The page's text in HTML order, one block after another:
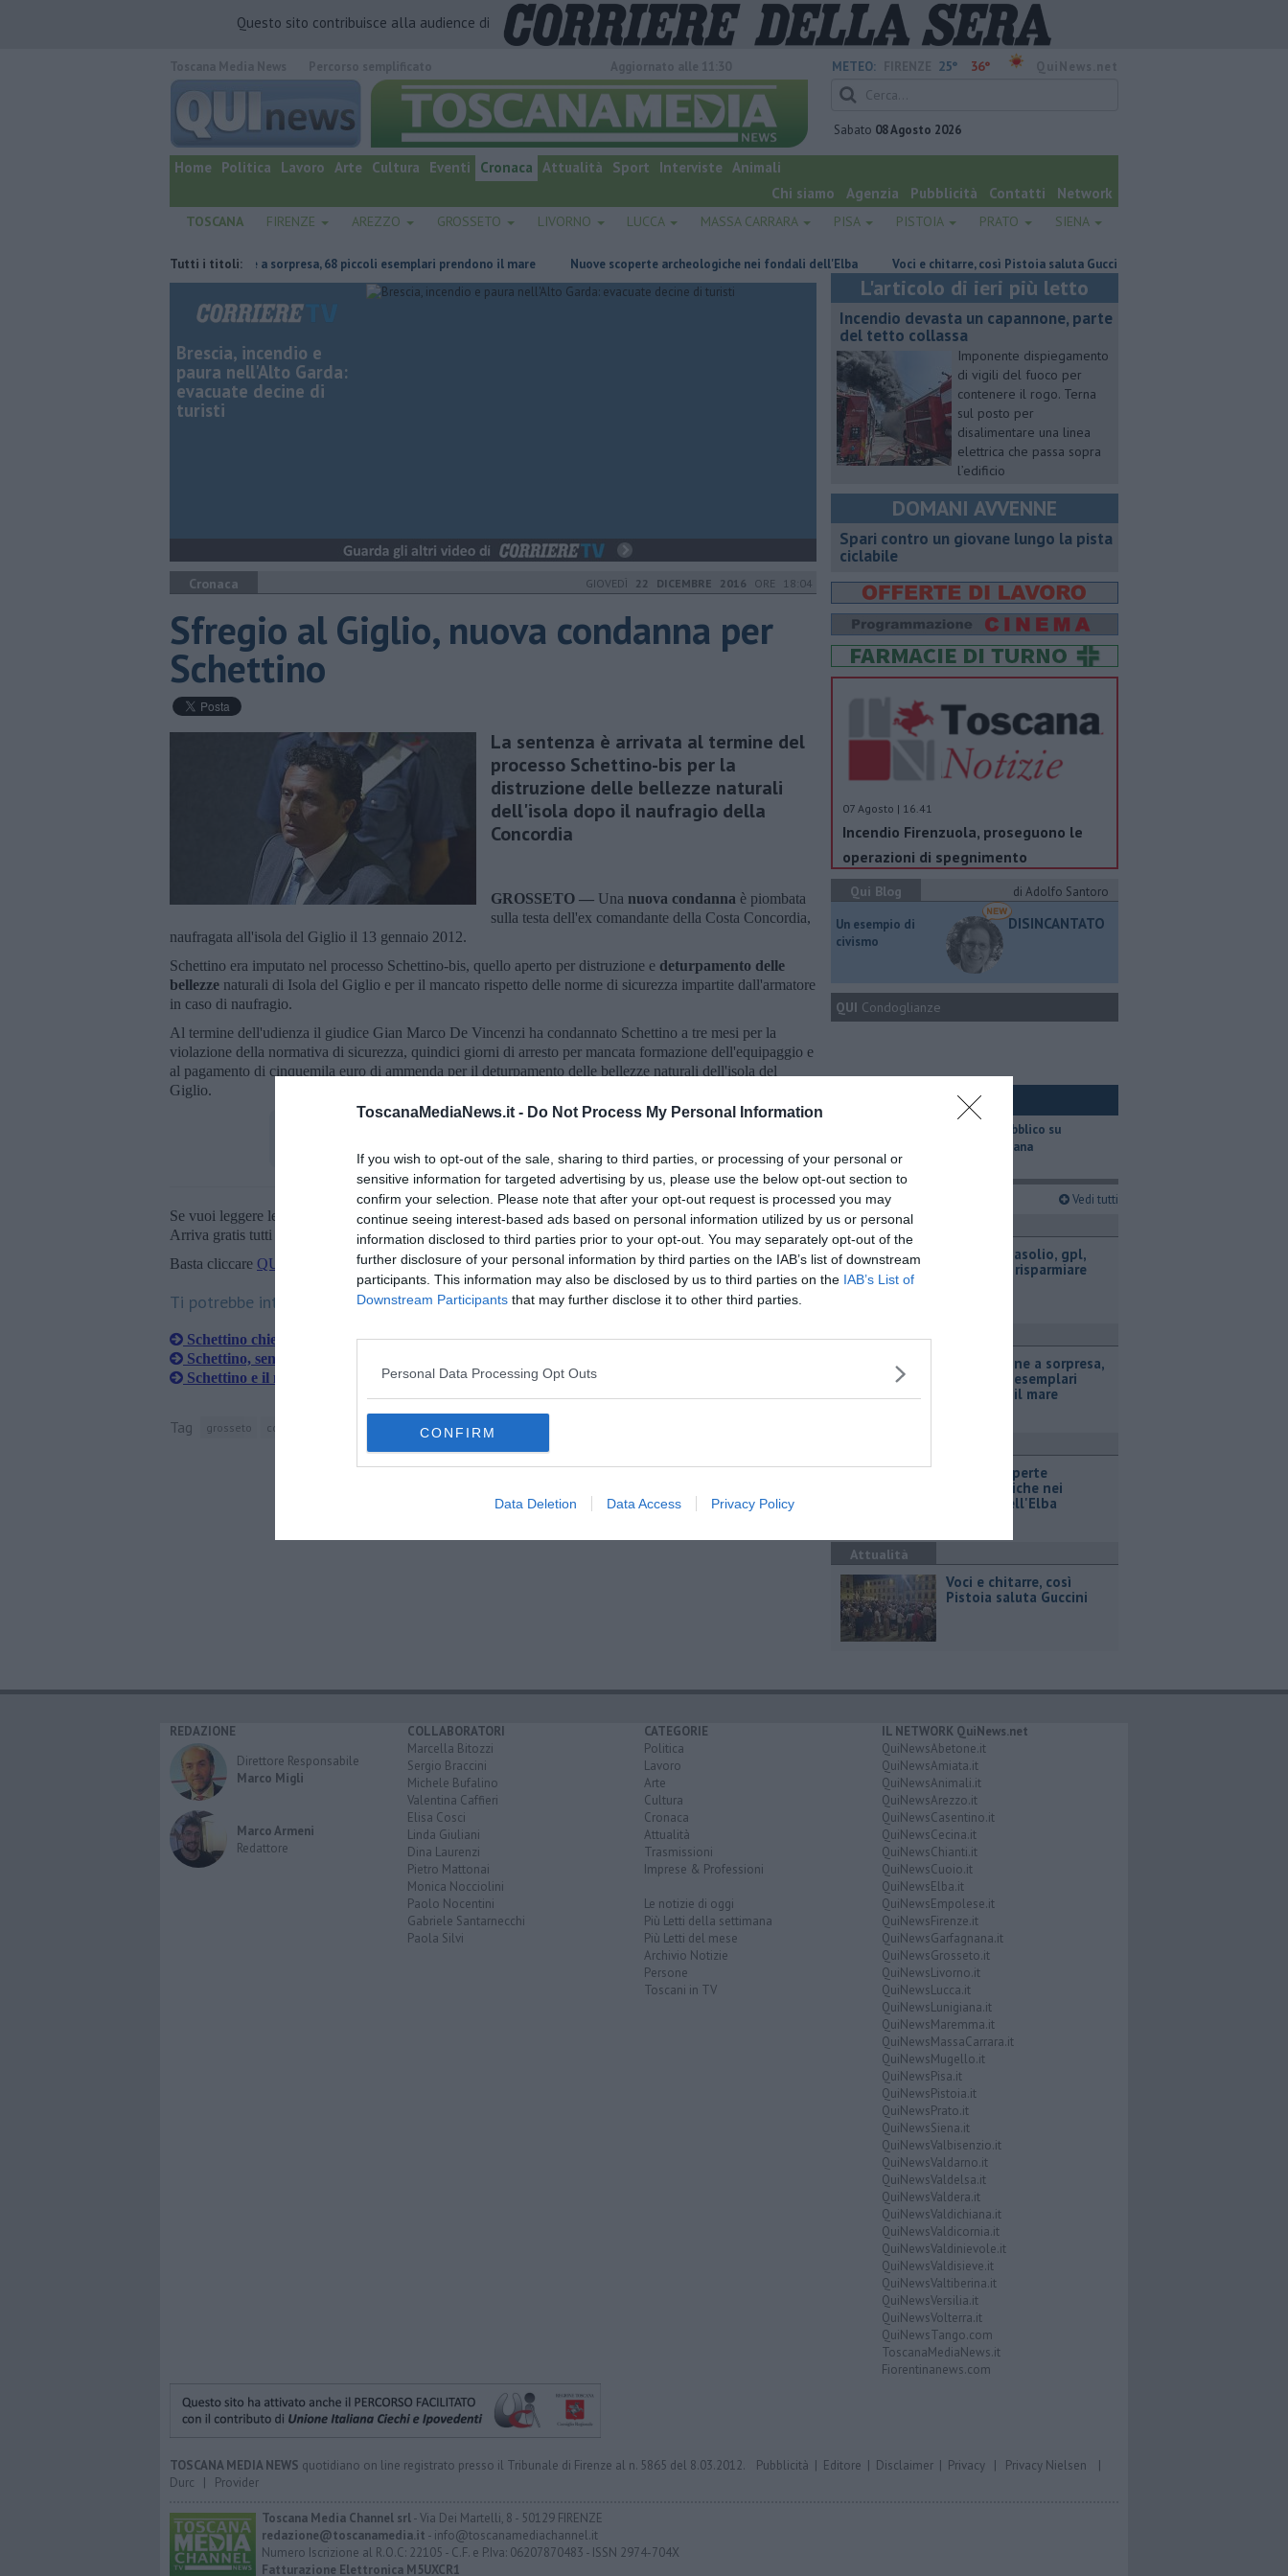
ToscanaMediaNews.it - Do Not Process My Personal Information
If you wish to opt-out of the sale, sharing to third parties, or processing of your personal or
sensitive information for targeted advertising by us, please use the below opt-out section to
confirm your selection. Please note that after your opt-out request is processed you may
continue seeing interest-based ads based on personal information utilized by us or personal
information disclosed to third parties prior to your opt-out. You may separately opt-out of the
further disclosure of your personal information by third parties on the IAB’s list of downstream
participants. This information may also be disclosed by us to third parties on the IAB’s List of
Downstream Participants that may further disclose it to other third parties.
Personal Data Processing Opt Outs
CONFIRM
Data Deletion Data Access Privacy Policy
Questo sito contribuisce alla audience di
quotidiano online.
METEO: 25° 36°
Sabato 08 Agosto 2026
Home Politica Lavoro Arte Cultura Eventi Cronaca Attualità Sport Interviste Animali
Chi siamo
Agenzia Pubblicità Contatti Network
TOSCANA FIRENZE AREZZO GROSSETO LIVORNO LUCCA MASSA CARRARA PISA PISTOIA PRATO SIENA
Tutti i titoli:
Tartarughine a sorpresa, 68 piccoli esemplari prendono il mare Nuove scoperte archeologiche nei fondali dell'Elba Voci e chitarre, così Pistoia saluta Guccini ​Benzina, gasolio, gpl, ecco
Brescia, incendio e
paura nell'Alto Garda:
evacuate decine di
turisti
Cronaca GIOVEDÌ 22 DICEMBRE 2016 ORE 18:04
Sfregio al Giglio, nuova condanna per
Schettino
La sentenza è arrivata al termine del
processo Schettino-bis per la
distruzione delle bellezze naturali
dell'isola dopo il naufragio della
Concordia
GROSSETO — Una nuova condanna è piombata
sulla testa dell'ex comandante della Costa Concordia,
naufragata all'isola del Giglio il 13 gennaio 2012.
Schettino era imputato nel processo Schettino-bis, quello aperto per distruzione e deturpamento delle
bellezze naturali di Isola del Giglio e per il mancato rispetto delle norme di sicurezza impartite dall'armatore
in caso di naufragio.
Al termine dell'udienza il giudice Gian Marco De Vincenzi ha condannato Schettino a tre mesi per la
violazione della normativa di sicurezza, quindici giorni di arresto per mancata formazione dell'equipaggio e
al pagamento di cinquemila euro di ammenda per il deturpamento delle bellezze naturali dell'isola del
Giglio.
Se vuoi leggere le notizie principali della Toscana iscriviti alla Newsletter QUInews - ToscanaMedia.
Arriva gratis tutti i giorni alle 20:00 direttamente nella tua casella di posta.
Basta cliccare QUI
Ti potrebbe interessare anche:
Schettino chiede l'annullamento della condanna
Schettino, sentenza d'appello
Schettino e il no all'Isola dei famosi
Tag grosseto costa concordia isola del giglio euro
L'articolo di ieri più letto
Incendio devasta un capannone, parte
del tetto collassa
Imponente dispiegamento
di vigili del fuoco per
contenere il rogo. Terna
sul posto per
disalimentare una linea
elettrica che passa sopra
l’edificio
DOMANI AVVENNE
Spari contro un giovane lungo la pista
ciclabile
07 Agosto | 16.41
Incendio Firenzuola, proseguono le
operazioni di spegnimento
Qui Blog
di Adolfo Santoro
​Un esempio di
civismo
DISINCANTATO
QUI Condoglianze
​Il trasporto pubblico su
gomma in Toscana
Ultimi articoli Vedi tutti
Attualità
​Benzina, gasolio, gpl,
ecco dove risparmiare
Attualità
Tartarughine a sorpresa,
68 piccoli esemplari
prendono il mare
Nuove scoperte
archeologiche nei
fondali dell'Elba
Attualità
Voci e chitarre, così
Pistoia saluta Guccini
REDAZIONE
Direttore Responsabile
Marco Migli
Marco Armeni
Redattore
COLLABORATORI
Marcella Bitozzi
Sergio Braccini
Michele Bufalino
Valentina Caffieri
Elisa Cosci
Linda Giuliani
Dina Laurenzi
Pietro Mattonai
Monica Nocciolini
Paolo Nocentini
Gabriele Santarnecchi
Paola Silvi
CATEGORIE
Politica
Lavoro
Arte
Cultura
Cronaca
Attualità
Trasmissioni
Imprese & Professioni
Le notizie di oggi
Più Letti della settimana
Più Letti del mese
Archivio Notizie
Persone
Toscani in TV
IL NETWORK QuiNews.net
QuiNewsAbetone.it
QuiNewsAmiata.it
QuiNewsAnimali.it
QuiNewsArezzo.it
QuiNewsCasentino.it
QuiNewsCecina.it
QuiNewsChianti.it
QuiNewsCuoio.it
QuiNewsElba.it
QuiNewsEmpolese.it
QuiNewsFirenze.it
QuiNewsGarfagnana.it
QuiNewsGrosseto.it
QuiNewsLivorno.it
QuiNewsLucca.it
QuiNewsLunigiana.it
QuiNewsMaremma.it
QuiNewsMassaCarrara.it
QuiNewsMugello.it
QuiNewsPisa.it
QuiNewsPistoia.it
QuiNewsPrato.it
QuiNewsSiena.it
QuiNewsValbisenzio.it
QuiNewsValdarno.it
QuiNewsValdelsa.it
QuiNewsValdera.it
QuiNewsValdichiana.it
QuiNewsValdicornia.it
QuiNewsValdinievole.it
QuiNewsValdisieve.it
QuiNewsValtiberina.it
QuiNewsVersilia.it
QuiNewsVolterra.it
QuiNewsTango.com
ToscanaMediaNews.it
Fiorentinanews.com
TOSCANA MEDIA NEWS quotidiano on line registrato presso il Tribunale di Firenze al n. 5865 del 8.03.2012. Pubblicità | Editore | Disclaimer | Privacy | Privacy Nielsen |
Durc | Provider
Toscana Media Channel srl- Via Dei Martelli, 8 - 50129 FIRENZE
redazione@toscanamedia.it - info@toscanamediachannel.it
Numero Iscrizione al R.O.C: 22105 - C.F. e P.Iva: 06207870483 - ISSN 2974-704X
Fatturazione Elettronica M5UXCR1